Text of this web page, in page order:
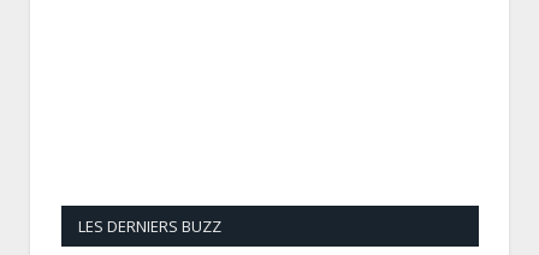
LES DERNIERS BUZZ